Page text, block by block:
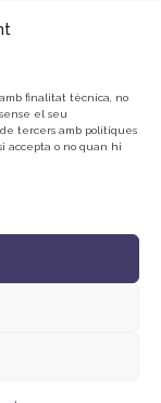
finalitat tècnica, no
el seu
tercers amb polítiques
accepta o no quan hi
89 90
98